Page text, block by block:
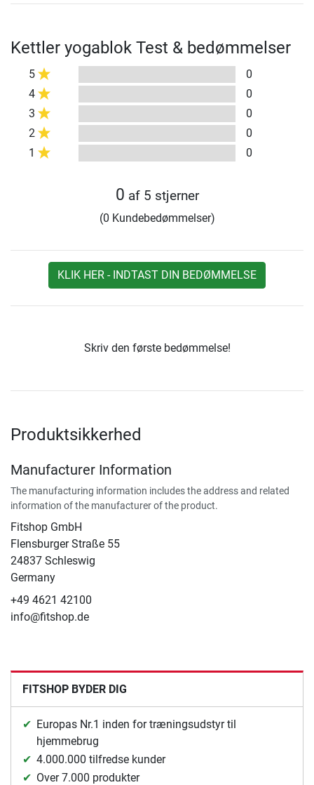
Kettler yogablok Test & bedømmelser
5
0
4
0
3
0
2
0
1
0
0 af 5 stjerner
(0 Kundebedømmelser)
KLIK HER - INDTAST DIN BEDØMMELSE
Skriv den første bedømmelse!
Produktsikkerhed
Manufacturer Information
The manufacturing information includes the address and related
information of the manufacturer of the product.
Fitshop GmbH
Flensburger Straße 55
24837 Schleswig
Germany
+49 4621 42100
info@fitshop.de
FITSHOP BYDER DIG
Europas Nr.1 inden for træningsudstyr til
hjemmebrug
4.000.000 tilfredse kunder
Over 7.000 produkter